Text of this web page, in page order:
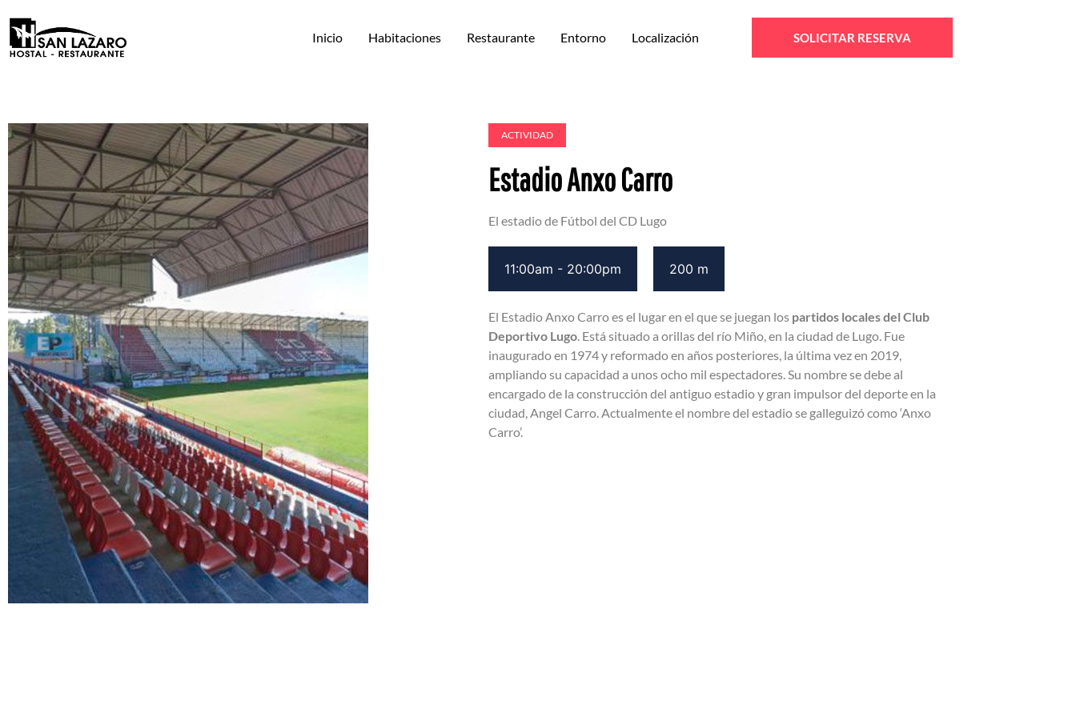
Inicio Habitaciones Restaurante Entorno Localización SOLICITAR RESERVA
ACTIVIDAD
Estadio Anxo Carro
El estadio de Fútbol del CD Lugo
11:00am - 20:00pm 200 m
El Estadio Anxo Carro es el lugar en el que se juegan los partidos locales del Club
Deportivo Lugo. Está situado a orillas del río Miño, en la ciudad de Lugo. Fue
inaugurado en 1974 y reformado en años posteriores, la última vez en 2019,
ampliando su capacidad a unos ocho mil espectadores. Su nombre se debe al
encargado de la construcción del antiguo estadio y gran impulsor del deporte en la
ciudad, Angel Carro. Actualmente el nombre del estadio se galleguizó como ‘Anxo
Carro’.